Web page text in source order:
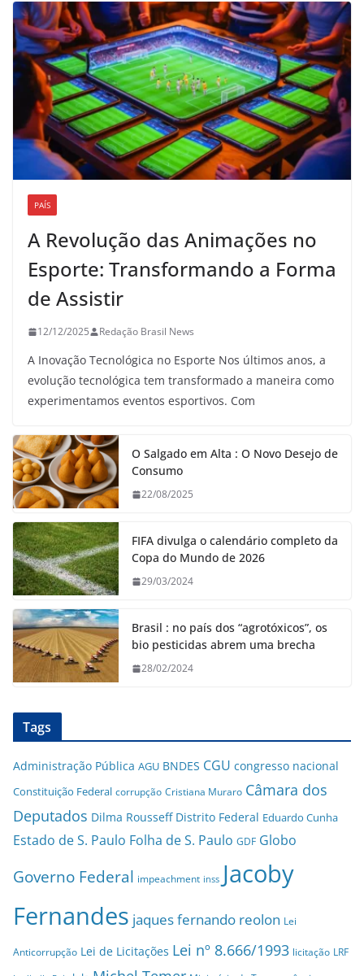
PAÍS
A Revolução das Animações no
Esporte: Transformando a Forma
de Assistir
12/12/2025 Redação Brasil News
A Inovação Tecnológica no Esporte Nos últimos anos, a
evolução tecnológica tem transformado a maneira como
experimentamos eventos esportivos. Com
O Salgado em Alta : O Novo Desejo de
Consumo
22/08/2025
FIFA divulga o calendário completo da
Copa do Mundo de 2026
29/03/2024
Brasil : no país dos “agrotóxicos”, os
bio pesticidas abrem uma brecha
28/02/2024
Tags
Administração Pública AGU BNDES CGU congresso nacional
Constituição Federal corrupção Cristiana Muraro Câmara dos
Deputados Dilma Rousseff Distrito Federal Eduardo Cunha
Estado de S. Paulo Folha de S. Paulo GDF Globo
Governo Federal impeachment inss Jacoby
Fernandes jaques fernando reolon Lei
Anticorrupção Lei de Licitações Lei nº 8.666/1993 licitação LRF